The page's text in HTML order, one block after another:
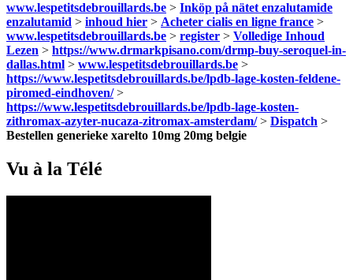
www.lespetitsdebrouillards.be > Inköp på nätet enzalutamide
enzalutamid > inhoud hier > Acheter cialis en ligne france >
www.lespetitsdebrouillards.be > register > Volledige Inhoud
Lezen > https://www.drmarkpisano.com/drmp-buy-seroquel-in-
dallas.html > www.lespetitsdebrouillards.be >
https://www.lespetitsdebrouillards.be/lpdb-lage-kosten-feldene-
piromed-eindhoven/>
https://www.lespetitsdebrouillards.be/lpdb-lage-kosten-
zithromax-azyter-nucaza-zitromax-amsterdam/> Dispatch >
Bestellen generieke xarelto 10mg 20mg belgie
Vu à la Télé